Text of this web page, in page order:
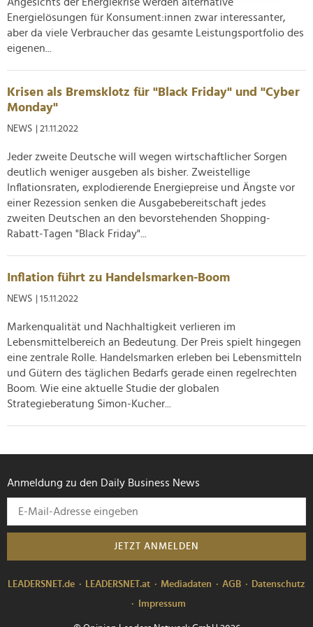
Wir verwenden Cookies, um Inhalte und Anzeigen zu
personalisieren, Funktionen für soziale Medien anbieten
Verwendung unserer Website an unsere Partner für
soziale Medien, Werbung und Analysen weiter. Unsere
Partner führen diese Informationen möglicherweise mit
haben oder die sie im Rahmen Ihrer Nutzung der Dienste
gesammelt haben.
Energielösungen für Konsument:innen zwar interessanter,
aber da viele Verbraucher das gesamte Leistungsportfolio des
eigenen...
Krisen als Bremsklotz für "Black Friday" und "Cyber
Monday"
NEWS | 21.11.2022
Jeder zweite Deutsche will wegen wirtschaftlicher Sorgen
deutlich weniger ausgeben als bisher. Zweistellige
Inflationsraten, explodierende Energiepreise und Ängste vor
einer Rezession senken die Ausgabebereitschaft jedes
zweiten Deutschen an den bevorstehenden Shopping-
Rabatt-Tagen "Black Friday"...
Inflation führt zu Handelsmarken-Boom
NEWS | 15.11.2022
Markenqualität und Nachhaltigkeit verlieren im
Lebensmittelbereich an Bedeutung. Der Preis spielt hingegen
eine zentrale Rolle. Handelsmarken erleben bei Lebensmitteln
und Gütern des täglichen Bedarfs gerade einen regelrechten
Boom. Wie eine aktuelle Studie der globalen
Strategieberatung Simon-Kucher...
Anmeldung zu den Daily Business News
JETZT ANMELDEN
LEADERSNET.de LEADERSNET.at Mediadaten AGB
Datenschutz
Impressum